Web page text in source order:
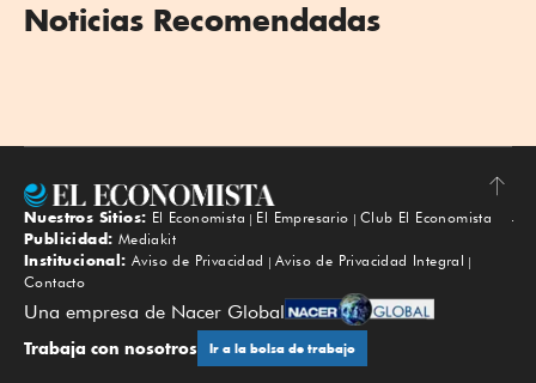
Noticias Recomendadas
Subir
Nuestros Sitios: El Economista El Empresario
Club El Economista
Publicidad: Mediakit
Institucional: Aviso de Privacidad
Aviso de Privacidad Integral
Contacto
Una empresa de Nacer Global
Trabaja con nosotros Ir a la bolsa de trabajo